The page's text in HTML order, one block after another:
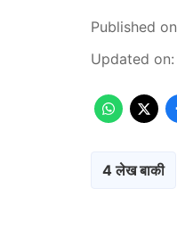
Published on
Updated on:
4 लेख बाकी